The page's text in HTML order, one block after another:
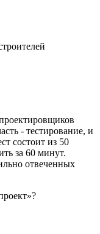
- тестирование, и
состоит из 50
за 60 минут.
отвеченных